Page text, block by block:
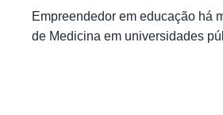
Empreendedor em educação há
de Medicina em universidades